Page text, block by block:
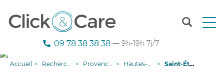
T
09 78 38 38 38 — 9h-19h 7j/7
Accueil Recherche aide à domicile Provence-Alpes-Côte d'Azur Hautes-Alpes Saint-Étienne-en-Dévoluy